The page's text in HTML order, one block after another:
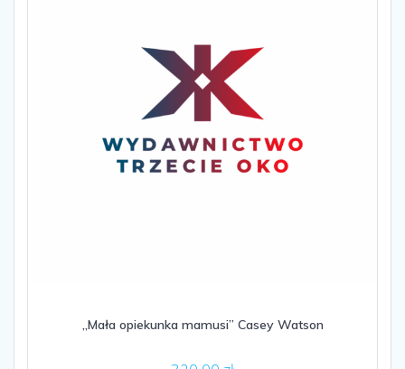
„Mała opiekunka mamusi” Casey Watson